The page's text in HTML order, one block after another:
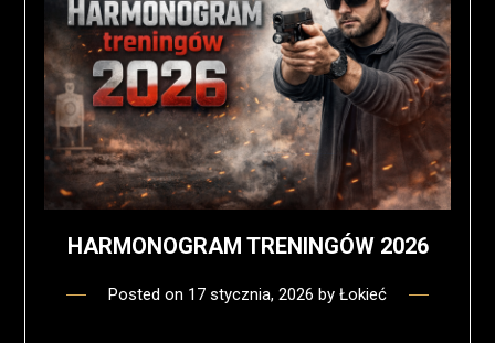
HARMONOGRAM TRENINGÓW 2026
Posted on 17 stycznia, 2026 by Łokieć